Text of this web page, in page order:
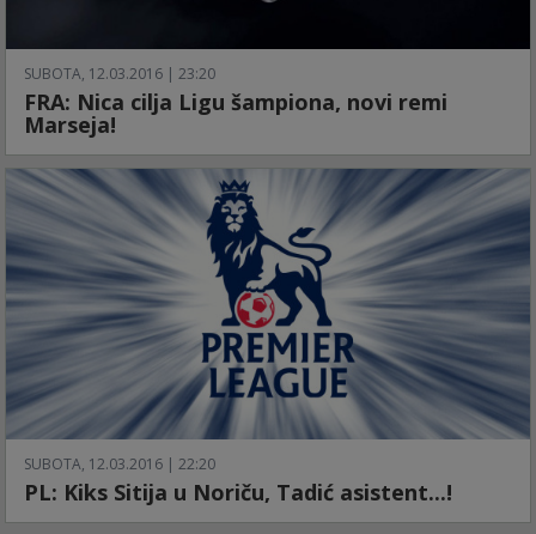
SUBOTA, 12.03.2016 | 23:20
FRA: Nica cilja Ligu šampiona, novi remi
Marseja!
SUBOTA, 12.03.2016 | 22:20
PL: Kiks Sitija u Noriču, Tadić asistent...!